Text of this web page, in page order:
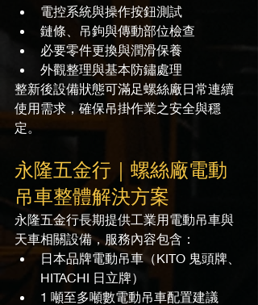
電控系統與操作按鈕測試
鏈條、吊鉤與傳動部位檢查
必要零件更換與潤滑保養
外觀整理與基本防鏽處理
整新後設備狀態可滿足螺絲廠日常連續
使用需求，確保吊掛作業之安全與穩
定。
永隆五金行｜螺絲廠電動
吊車整體解決方案
永隆五金行長期提供工業用電動吊車與
天車相關設備，服務內容包含：
日本品牌電動吊車（KITO 鬼頭牌、
HITACHI 日立牌）
1 噸至多噸數電動吊車配置建議